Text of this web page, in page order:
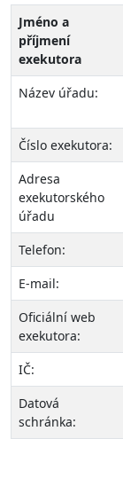
Jméno a
příjmení
exekutora
Název úřadu:
Číslo exekutora:
Adresa
exekutorského
úřadu
Telefon:
E-mail:
Oficiální web
exekutora:
IČ:
Datová
schránka: